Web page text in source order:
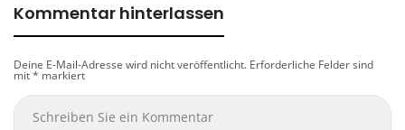
Kommentar hinterlassen
Deine E-Mail-Adresse wird nicht veröffentlicht. Erforderliche Felder sind
mit* markiert